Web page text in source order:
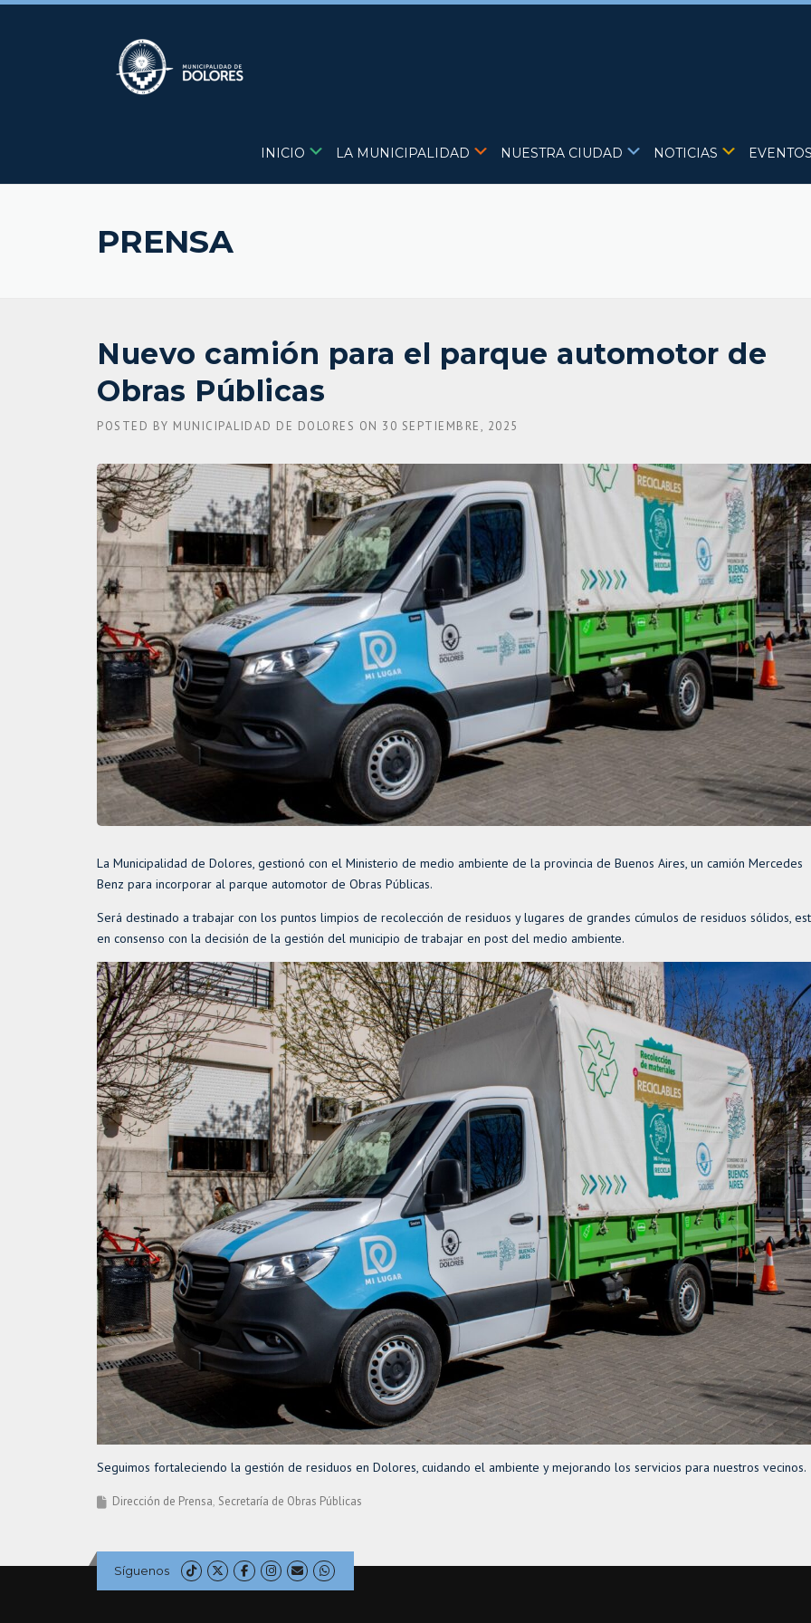
Skip
INICIO LA MUNICIPALIDAD NUESTRA CIUDAD NOTICIAS
PRENSA
Nuevo camión para el parque automotor de
Obras Públicas
POSTED BY MUNICIPALIDAD DE DOLORES ON 30 SEPTIEMBRE, 2025
La Municipalidad de Dolores, gestionó con el Ministerio de medio ambiente de la provincia de Buenos Aires, un camión Mercedes
Benz para incorporar al parque automotor de Obras Públicas.
Será destinado a trabajar con los puntos limpios de recolección de residuos y lugares de grandes cúmulos de residuos sólidos,
en consenso con la decisión de la gestión del municipio de trabajar en post del medio ambiente.
Seguimos fortaleciendo la gestión de residuos en Dolores, cuidando el ambiente y mejorando los servicios para nuestros vecinos.
Dirección de Prensa Secretaría de Obras Públicas
Síguenos